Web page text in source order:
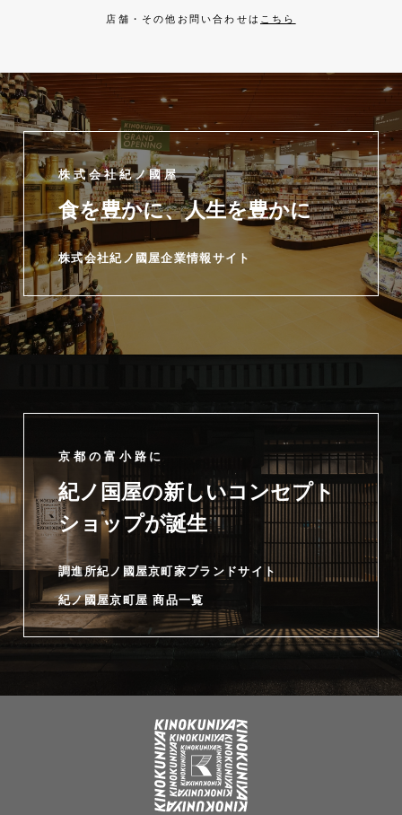
店舗・その他お問い合わせは こちら
株式会社紀ノ國屋
食を豊かに、人生を豊かに
株式会社紀ノ國屋企業情報サイト
京都の富小路に
紀ノ国屋の新しいコンセプト
ショップが誕生
調進所紀ノ國屋京町家ブランドサイト
紀ノ國屋京町屋 商品一覧